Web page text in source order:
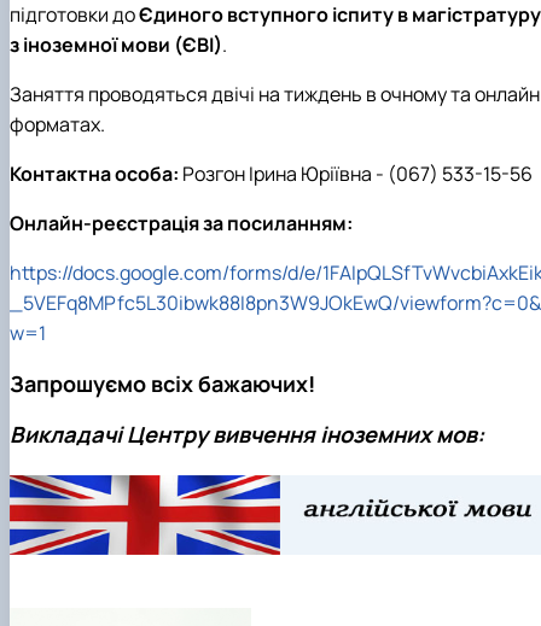
підготовки доЄдиного вступного іспиту в магістратуру
з іноземної мови (ЄВІ).
Заняття проводяться двічі на тиждень в очному та онлайн
форматах.
Контактна особа: Розгон Ірина Юріївна - (067) 533-15-56
Онлайн-реєстрація за посиланням:
https://docs.google.com/forms/d/e/
_5VEFq8MPfc5L30ibwk88I8pn3W9JOkEwQ/viewform?c=0&
w=1
Запрошуємо всіх бажаючих!
Викладачі Центру вивчення іноземних мов: